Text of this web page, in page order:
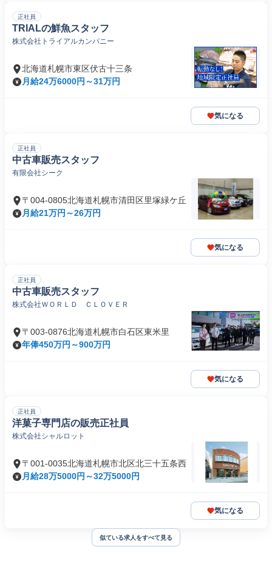
正社員
TRIALの鮮魚スタッフ
株式会社トライアルカンパニー
北海道札幌市東区伏古十三条
月給24万6000円～31万円
気になる
正社員
中古車販売スタッフ
有限会社シーク
〒004-0805北海道札幌市清田区里塚緑ケ丘
月給21万円～26万円
気になる
正社員
中古車販売スタッフ
株式会社ＷＯＲＬＤ ＣＬＯＶＥＲ
〒003-0876北海道札幌市白石区東米里
年俸450万円～900万円
気になる
正社員
洋菓子専門店の販売正社員
株式会社シャルロット
〒001-0035北海道札幌市北区北三十五条西
月給28万5000円～32万5000円
気になる
似ている求人をすべて見る